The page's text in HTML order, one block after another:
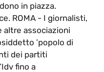
in piazza.
ROMA - I giornalisti,
altre associazioni
’popolo di
dei partiti
fino a